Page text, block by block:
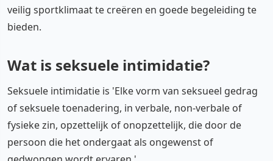
veilig sportklimaat te creëren en goede begeleiding te
bieden.
Wat is seksuele intimidatie?
Seksuele intimidatie is 'Elke vorm van seksueel gedrag
of seksuele toenadering, in verbale, non-verbale of
fysieke zin, opzettelijk of onopzettelijk, die door de
persoon die het ondergaat als ongewenst of